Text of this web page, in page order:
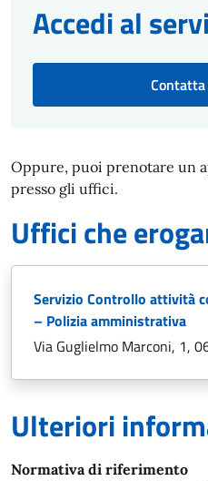
Accedi al
Oppure, puoi prenotare un
presso gli uffici.
Uffici che
Servizio Controllo attività
– Polizia amministrativa
Via Guglielmo Marconi, 1,
Ulteriori
Normativa di riferimento